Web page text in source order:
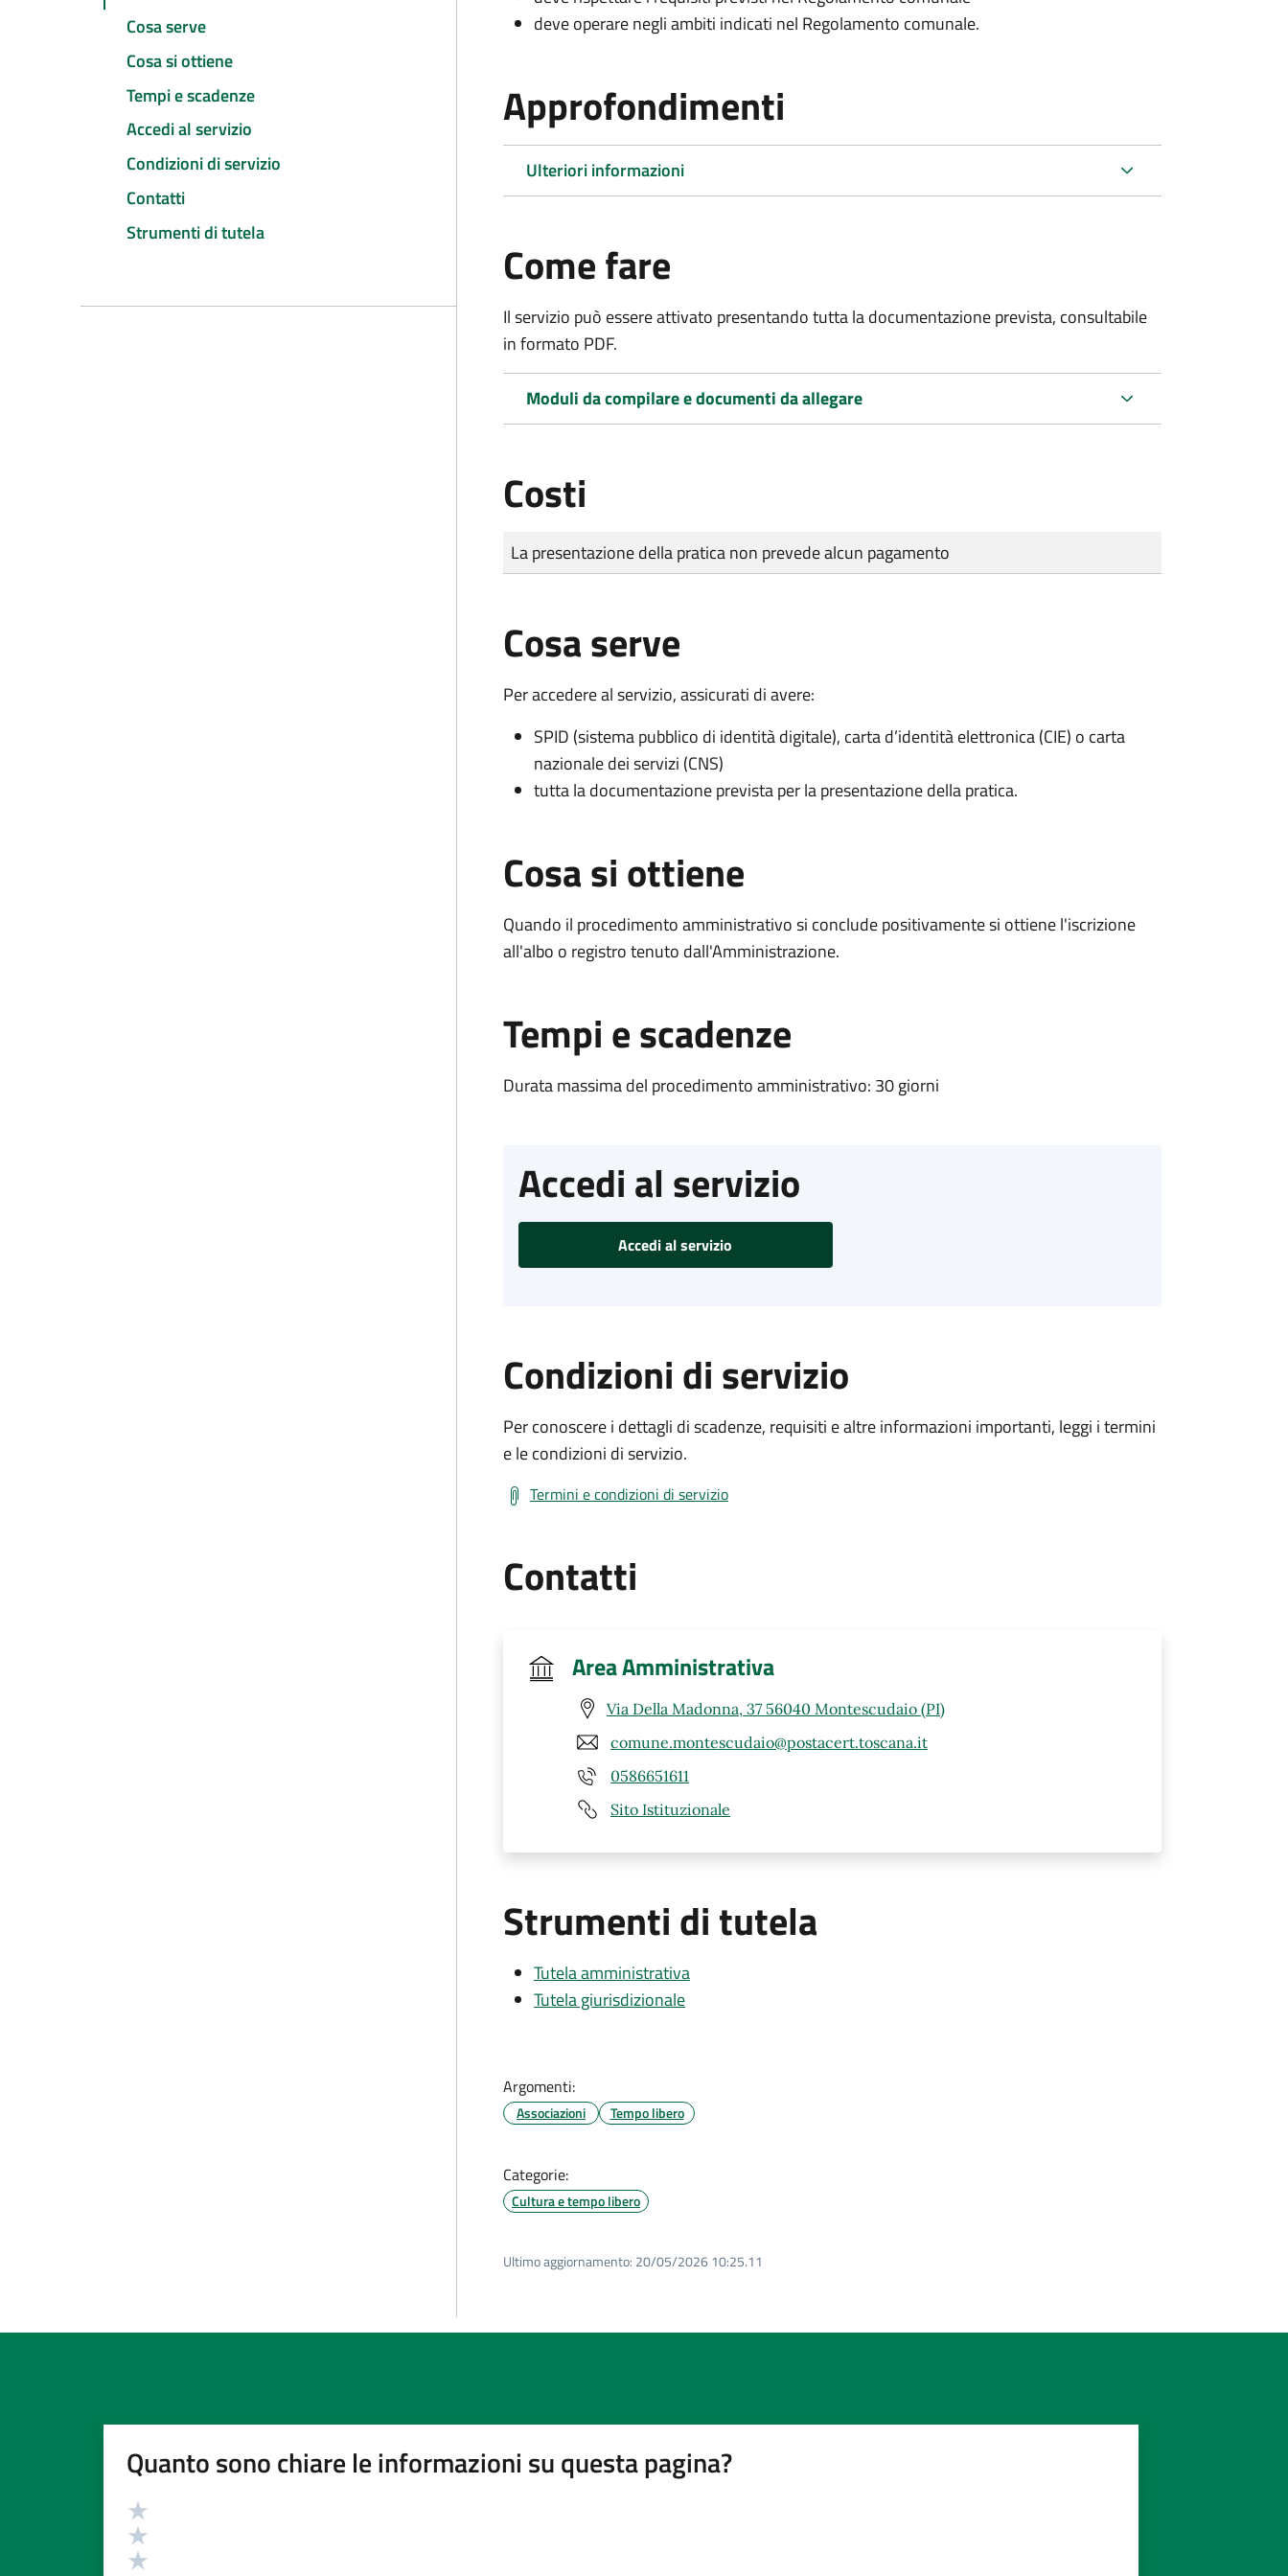
Cosa serve
Cosa si ottiene
Tempi e scadenze
Accedi al servizio
Condizioni di servizio
Contatti
Strumenti di tutela
deve operare negli ambiti indicati nel Regolamento comunale.
Approfondimenti
Ulteriori informazioni
Come fare
Il servizio può essere attivato presentando tutta la documentazione prevista, consultabile
in formato PDF.
Moduli da compilare e documenti da allegare
Costi
Tipo di pagamento
Importo
La presentazione della pratica non prevede alcun pagamento
Cosa serve
Per accedere al servizio, assicurati di avere:
SPID (sistema pubblico di identità digitale), carta d’identità elettronica (CIE) o carta
nazionale dei servizi (CNS)
tutta la documentazione prevista per la presentazione della pratica.
Cosa si ottiene
Quando il procedimento amministrativo si conclude positivamente si ottiene l'iscrizione
all'albo o registro tenuto dall'Amministrazione.
Tempi e scadenze
Durata massima del procedimento amministrativo: 30 giorni
Accedi al servizio
Accedi al servizio
Condizioni di servizio
Per conoscere i dettagli di scadenze, requisiti e altre informazioni importanti, leggi i termini
e le condizioni di servizio.
Termini e condizioni di servizio
Contatti
Area Amministrativa
Via Della Madonna, 37 56040 Montescudaio (PI)
comune.montescudaio@postacert.toscana.it
0586651611
Sito Istituzionale
Strumenti di tutela
Tutela amministrativa
Tutela giurisdizionale
Argomenti:
Associazioni Tempo libero
Categorie:
Cultura e tempo libero
Ultimo aggiornamento: 20/05/2026 10:25.11
Quanto sono chiare le informazioni su questa pagina?
Valutazione